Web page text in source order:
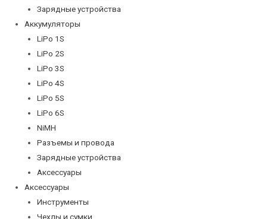
Зарядные устройства
Аккумуляторы
LiPo 1S
LiPo 2S
LiPo 3S
LiPo 4S
LiPo 5S
LiPo 6S
NiMH
Разъемы и провода
Зарядные устройства
Аксессуары
Аксессуары
Инструменты
Чехлы и сумки